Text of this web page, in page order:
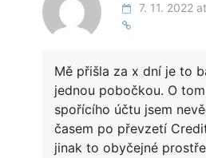
7. 11. 2022
Mě přišla za x dní je to
jednou pobočkou. O
spořícího účtu jsem
časem po převzetí
jinak to obyčejné